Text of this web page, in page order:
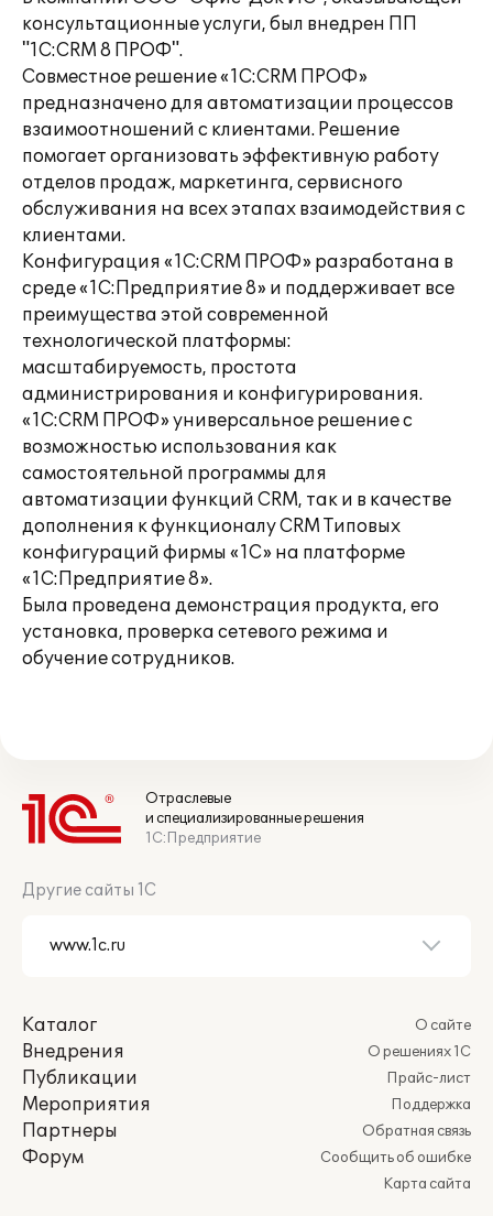
консультационные услуги, был внедрен ПП
"1С:CRM 8 ПРОФ".
Совместное решение «1С:CRM ПРОФ»
предназначено для автоматизации процессов
взаимоотношений с клиентами. Решение
помогает организовать эффективную работу
отделов продаж, маркетинга, сервисного
обслуживания на всех этапах взаимодействия с
клиентами.
Конфигурация «1С:CRM ПРОФ» разработана в
среде «1С:Предприятие 8» и поддерживает все
преимущества этой современной
технологической платформы:
масштабируемость, простота
администрирования и конфигурирования.
«1С:CRM ПРОФ» универсальное решение с
возможностью использования как
самостоятельной программы для
автоматизации функций CRM, так и в качестве
дополнения к функционалу CRM Типовых
конфигураций фирмы «1С» на платформе
«1С:Предприятие 8».
Была проведена демонстрация продукта, его
установка, проверка сетевого режима и
обучение сотрудников.
Отраслевые
и специализированные решения
1С:Предприятие
Другие сайты 1С
Каталог
Внедрения
Публикации
Мероприятия
Партнеры
Форум
О сайте
О решениях 1С
Прайс-лист
Поддержка
Обратная связь
Сообщить об ошибке
Карта сайта